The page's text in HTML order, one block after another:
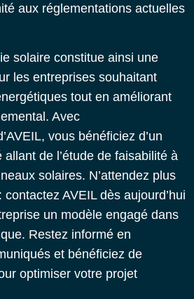
aux réglementations actuelles
solaire constitue ainsi une
les entreprises souhaitant
tout en améliorant
Avec
vous bénéficiez d’un
de l’étude de faisabilité à
solaires. N’attendez plus
AVEIL dès aujourd’hui
un modèle engagé dans
Restez informé en
et bénéficiez de
optimiser votre projet